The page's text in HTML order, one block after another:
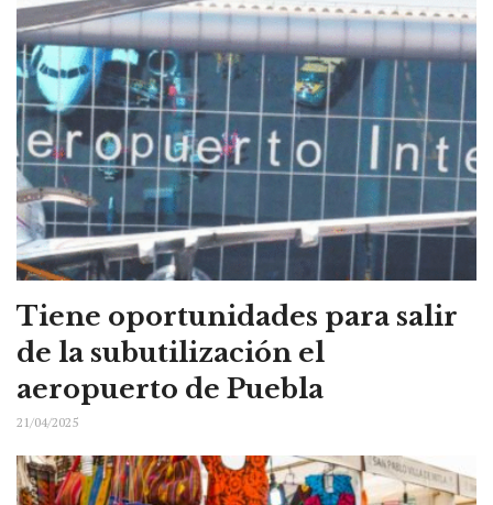
Tiene oportunidades para salir
de la subutilización el
aeropuerto de Puebla
21/04/2025